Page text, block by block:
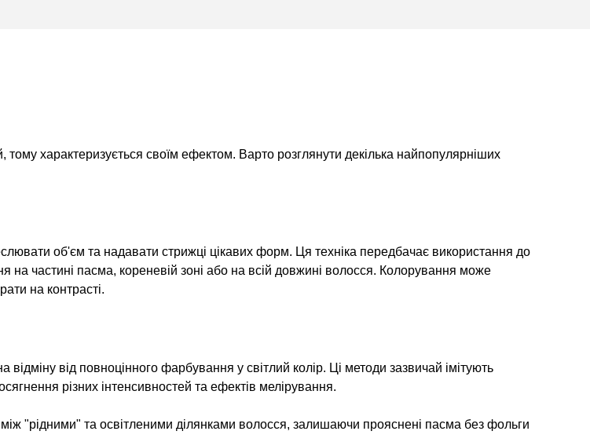
тому характеризується своїм ефектом. Варто розглянути декілька найпопулярніших
об'єм та надавати стрижці цікавих форм. Ця техніка передбачає використання до
на частині пасма, кореневій зоні або на всій довжині волосся. Колорування може
на контрасті.
від повноцінного фарбування у світлий колір. Ці методи зазвичай імітують
різних інтенсивностей та ефектів мелірування.
"рідними" та освітленими ділянками волосся, залишаючи прояснені пасма без фольги